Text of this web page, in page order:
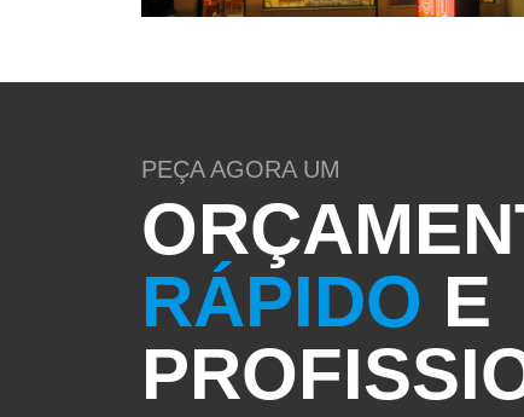
PEÇA AGORA UM
RÁPIDO E